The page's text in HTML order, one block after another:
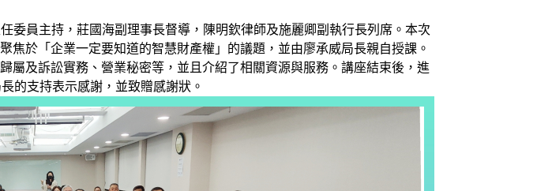
委員主持，莊國海副理事長督導，陳明欽律師及施麗卿副執行長列席。本次
於「企業一定要知道的智慧財產權」的議題，並由廖承威局長親自授課。
屬及訴訟實務、營業秘密等，並且介紹了相關資源與服務。講座結束後，進
的支持表示感謝，並致贈感謝狀。